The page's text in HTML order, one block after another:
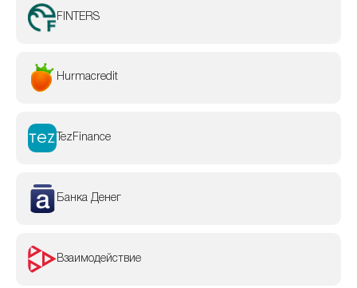
FINTERS
Hurmacredit
TezFinance
Банка Денег
Взаимодействие